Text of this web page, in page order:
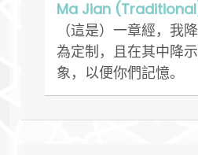
Ma Jian
（這是）一章經，我
為定制，且在其中降
象，以便你們記憶。